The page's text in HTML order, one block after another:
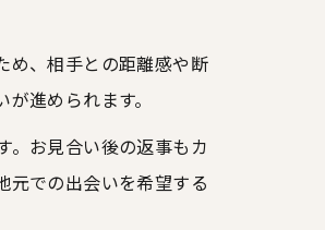
め、相手との距離感や断
進められます。
。お見合い後の返事もカ
元での出会いを希望する